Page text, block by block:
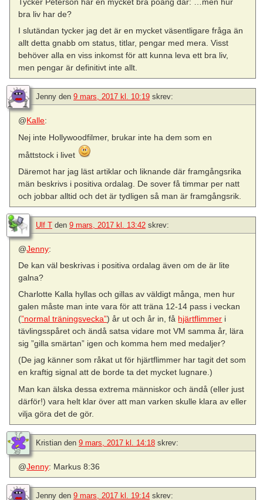
bra liv har de?
I slutändan tycker jag det är en mycket väsentligare fråga än
allt detta gnabb om status, titlar, pengar med mera. Visst
behöver alla en viss inkomst för att kunna leva ett bra liv,
men pengar är definitivt inte allt.
Jenny den 9 mars, 2017 kl. 10:19 skrev:
@Kalle:
Nej inte Hollywoodfilmer, brukar inte ha dem som en
måttstock i livet
Däremot har jag läst artiklar och liknande där framgångsrika
män beskrivs i positiva ordalag. De sover få timmar per natt
och jobbar alltid och det är tydligen så man är framgångsrik.
Ulf T den 9 mars, 2017 kl. 13:42 skrev:
@Jenny:
De kan väl beskrivas i positiva ordalag även om de är lite
galna?
Charlotte Kalla hyllas och gillas av väldigt många, men hur
galen måste man inte vara för att träna 12-14 pass i veckan
(”normal träningsvecka”) år ut och år in, få hjärtflimmer i
tävlingsspåret och ändå satsa vidare mot VM samma år, lära
sig ”gilla smärtan” igen och komma hem med medaljer?
(De jag känner som råkat ut för hjärtflimmer har tagit det som
en kraftig signal att de borde ta det mycket lugnare.)
Man kan älska dessa extrema människor och ändå (eller just
därför!) vara helt klar över att man varken skulle klara av eller
vilja göra det de gör.
Kristian den 9 mars, 2017 kl. 14:18 skrev:
@Jenny: Markus 8:36
Jenny den 9 mars, 2017 kl. 19:14 skrev: